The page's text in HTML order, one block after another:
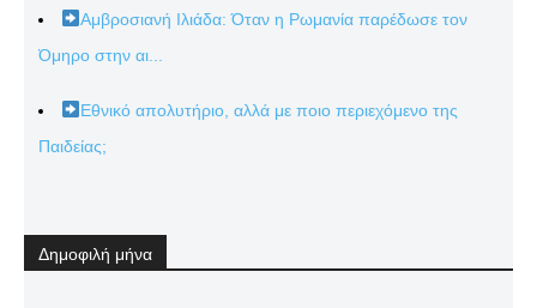
Αμβροσιανή Ιλιάδα: Όταν η Ρωμανία παρέδωσε τον
Όμηρο στην αι...
Εθνικό απολυτήριο, αλλά με ποιο περιεχόμενο της
Παιδείας;
Δημοφιλή μήνα